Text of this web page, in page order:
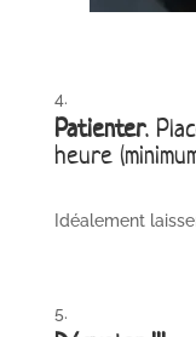
Patienter.
heure
Idéalement